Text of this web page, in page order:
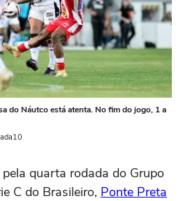
do Náutco está atenta. No fim do jogo, 1 a
quarta rodada do Grupo
C do Brasileiro, Ponte Preta